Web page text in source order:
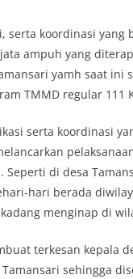
serta koordinasi yang
ampuh yang
yamh saat ini
TMMD regular 111
serta koordinasi
Seperti di desa
hari berada
menginap di
terkesan kepala
sehingga